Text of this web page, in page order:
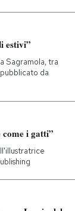
estivi”
Sagramola, tra
da
come i gatti”